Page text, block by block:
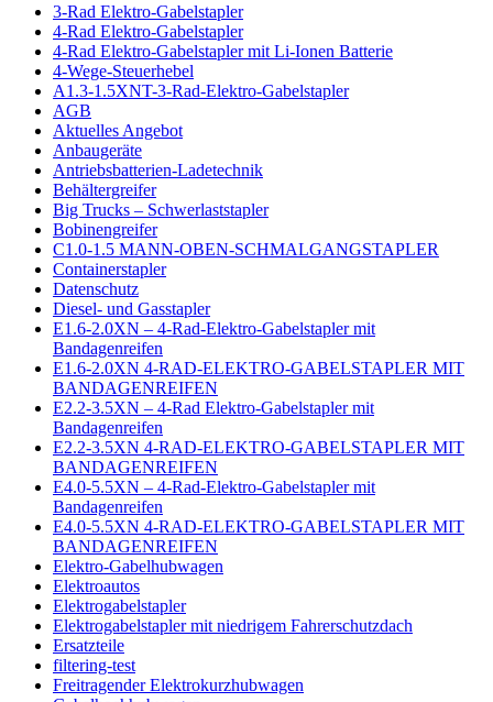
3-Rad Elektro-Gabelstapler
4-Rad Elektro-Gabelstapler
4-Rad Elektro-Gabelstapler mit Li-Ionen Batterie
4-Wege-Steuerhebel
A1.3-1.5XNT-3-Rad-Elektro-Gabelstapler
AGB
Aktuelles Angebot
Anbaugeräte
Antriebsbatterien-Ladetechnik
Behältergreifer
Big Trucks – Schwerlaststapler
Bobinengreifer
C1.0-1.5 MANN-OBEN-SCHMALGANGSTAPLER
Containerstapler
Datenschutz
Diesel- und Gasstapler
E1.6-2.0XN – 4-Rad-Elektro-Gabelstapler mit
Bandagenreifen
E1.6-2.0XN 4-RAD-ELEKTRO-GABELSTAPLER MIT
BANDAGENREIFEN
E2.2-3.5XN – 4-Rad Elektro-Gabelstapler mit
Bandagenreifen
E2.2-3.5XN 4-RAD-ELEKTRO-GABELSTAPLER MIT
BANDAGENREIFEN
E4.0-5.5XN – 4-Rad-Elektro-Gabelstapler mit
Bandagenreifen
E4.0-5.5XN 4-RAD-ELEKTRO-GABELSTAPLER MIT
BANDAGENREIFEN
Elektro-Gabelhubwagen
Elektroautos
Elektrogabelstapler
Elektrogabelstapler mit niedrigem Fahrerschutzdach
Ersatzteile
filtering-test
Freitragender Elektrokurzhubwagen